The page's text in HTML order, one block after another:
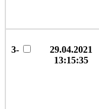
3-
29.04.2021
13:15:35